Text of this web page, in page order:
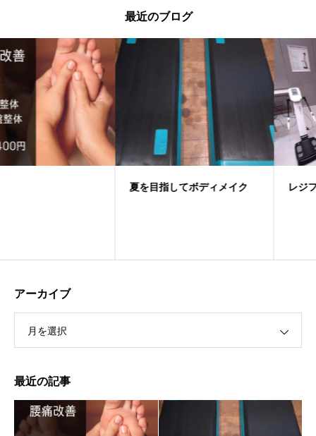
最近のブログ
夏を目指してボディメイク レジフェス美祭出店
アーカイブ
月を選択
最近の記事